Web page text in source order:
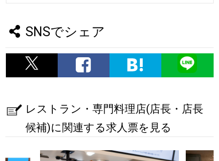
SNSでシェア
レストラン・専門料理店(店長・店長
候補)に関連する求人票を見る